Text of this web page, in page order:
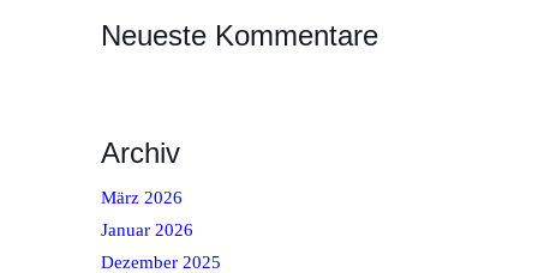
Neueste Kommentare
Archiv
März 2026
Januar 2026
Dezember 2025